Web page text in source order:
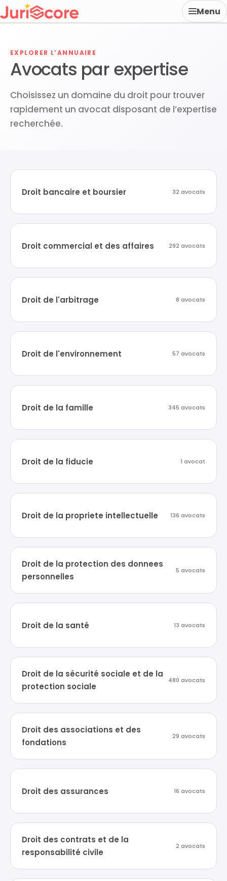
Menu
EXPLORER L’ANNUAIRE
Avocats par expertise
Choisissez un domaine du droit pour trouver
rapidement un avocat disposant de l’expertise
recherchée.
Droit bancaire et boursier 32 avocats
Droit commercial et des affaires 292 avocats
Droit de l'arbitrage 8 avocats
Droit de l'environnement 57 avocats
Droit de la famille 345 avocats
Droit de la fiducie 1 avocat
Droit de la propriete intellectuelle 136 avocats
Droit de la protection des donnees
personnelles
5 avocats
Droit de la santé 13 avocats
Droit de la sécurité sociale et de la
protection sociale
480 avocats
Droit des associations et des
fondations
29 avocats
Droit des assurances 16 avocats
Droit des contrats et de la
responsabilité civile
2 avocats